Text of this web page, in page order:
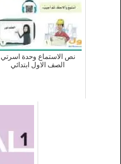
نص الاستماع وحدة اسرتي
الصف الاول ابتدائي